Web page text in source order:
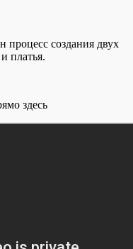
процесс создания двух
платья.
здесь